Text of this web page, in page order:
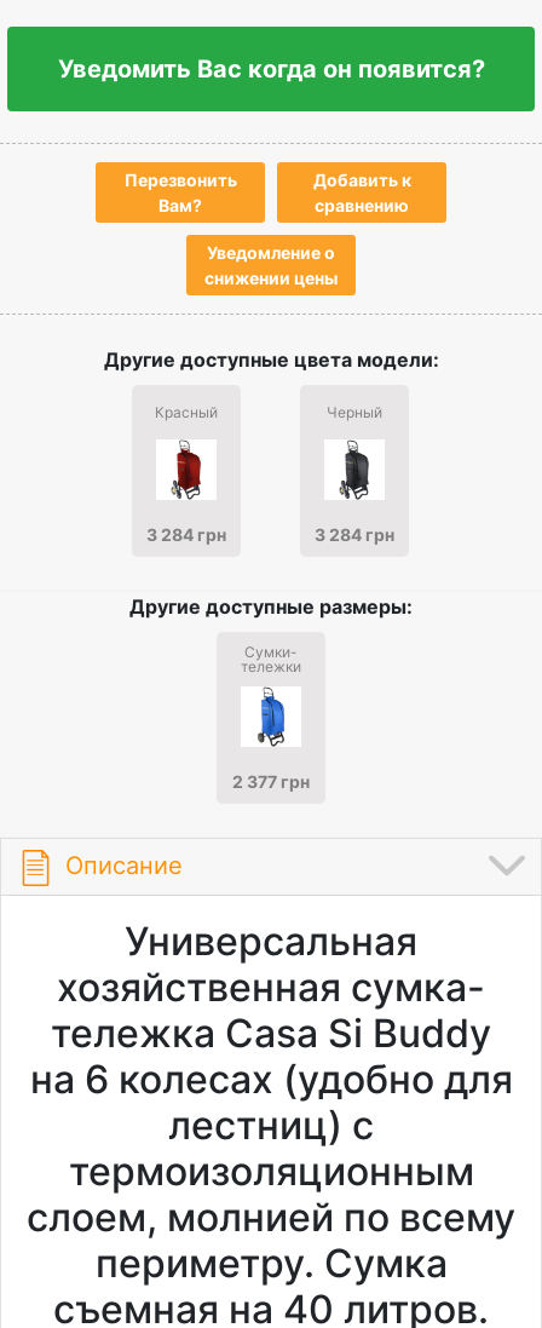
Уведомить Вас когда он появится?
Перезвонить
Вам?
Добавить к
сравнению
Уведомление о
снижении цены
Другие доступные цвета модели:
Красный
3 284 грн
Черный
3 284 грн
Другие доступные размеры:
Сумки-
тележки
2 377 грн
Описание
Универсальная
хозяйственная сумка-
тележка Casa Si Buddy
на 6 колесах (удобно для
лестниц) с
термоизоляционным
слоем, молнией по всему
периметру. Сумка
съемная на 40 литров.